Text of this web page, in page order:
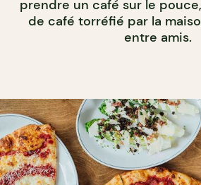
prendre un café sur le
de café torréfié par la
entre amis.